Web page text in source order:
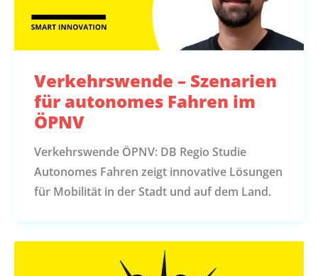
Verkehrswende – Szenarien
für autonomes Fahren im
ÖPNV
Verkehrswende ÖPNV: DB Regio Studie
Autonomes Fahren zeigt innovative Lösungen
für Mobilität in der Stadt und auf dem Land.